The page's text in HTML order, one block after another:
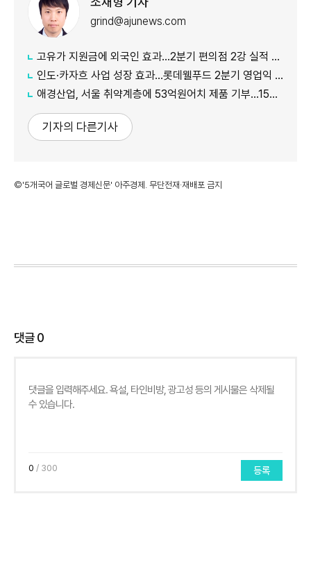
grind@ajunews.com
고유가 지원금에 외국인 효과…2분기 편의점 2강 실적 날았다
인도·카자흐 사업 성장 효과…롯데웰푸드 2분기 영업익 89%↑
애경산업, 서울 취약계층에 53억원어치 제품 기부…15년째 나눔
기자의 다른기사
©'5개국어 글로벌 경제신문' 아주경제. 무단전재·재배포 금지
댓글0
0 / 300 등록